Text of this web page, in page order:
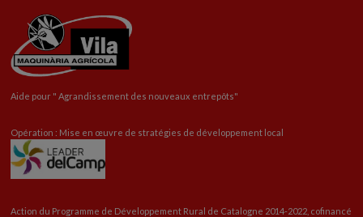
Aide pour " Agrandissement des nouveaux entrepôts"
Opération : Mise en œuvre de stratégies de développement local
Action du Programme de Développement Rural de Catalogne 2014-2022, cofinancé